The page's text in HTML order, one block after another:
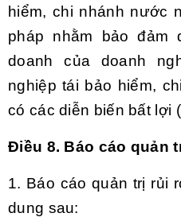
hiểm, chi nhánh nước
pháp nhằm bảo đảm
doanh của doanh
nghiệp tái bảo hiểm,
có các diễn biến bất lợi
Điều 8. Báo cáo quản
1. Báo cáo quản trị rủi
dung sau: